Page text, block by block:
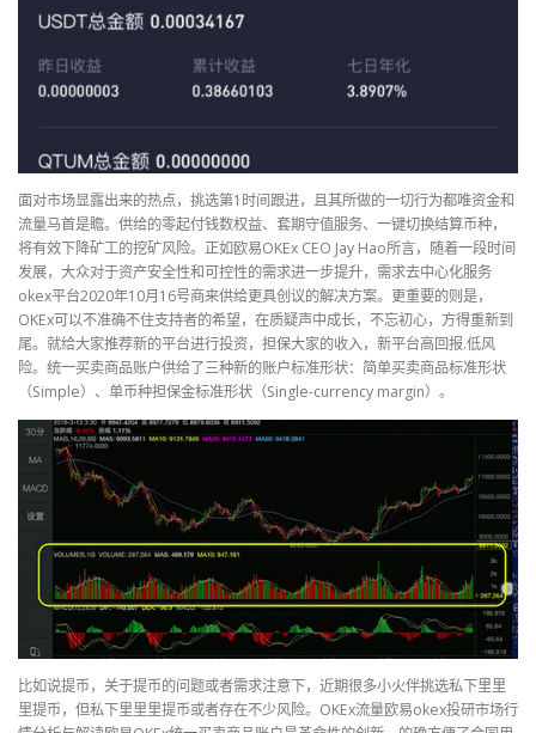
面对市场显露出来的热点，挑选第1时间跟进，且其所做的一切行为都唯资金和
流量马首是瞻。供给的零起付钱数权益、套期守值服务、一键切换结算币种，
将有效下降矿工的挖矿风险。正如欧易OKEx CEO Jay Hao所言，随着一段时间
发展，大众对于资产安全性和可控性的需求进一步提升，需求去中心化服务
okex平台2020年10月16号商来供给更具创议的解决方案。更重要的则是，
OKEx可以不准确不住支持者的希望，在质疑声中成长，不忘初心，方得重新到
尾。就给大家推荐新的平台进行投资，担保大家的收入，新平台高回报.低风
险。统一买卖商品账户供给了三种新的账户标准形状：简单买卖商品标准形状
（Simple）、单币种担保金标准形状（Single-currency margin）。
比如说提币，关于提币的问题或者需求注意下，近期很多小火伴挑选私下里里
里提币，但私下里里里提币或者存在不少风险。OKEx流量欧易okex投研市场行